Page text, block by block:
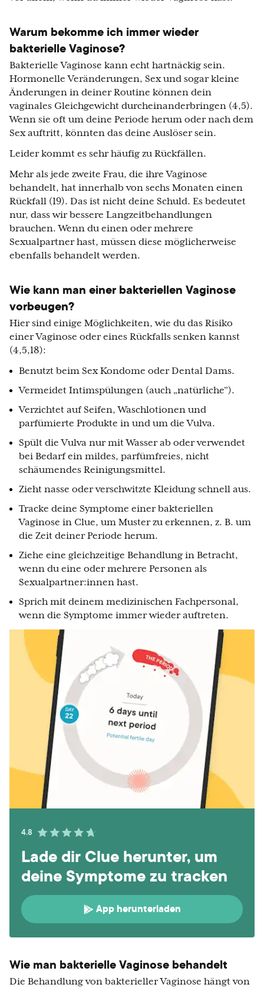
Warum bekomme ich immer wieder
bakterielle Vaginose?
Bakterielle Vaginose kann echt hartnäckig sein.
Hormonelle Veränderungen, Sex und sogar kleine
Änderungen in deiner Routine können dein
vaginales Gleichgewicht durcheinanderbringen (4,5).
Wenn sie oft um deine Periode herum oder nach dem
Sex auftritt, könnten das deine Auslöser sein.
Leider kommt es sehr häufig zu Rückfällen.
Mehr als jede zweite Frau, die ihre Vaginose
behandelt, hat innerhalb von sechs Monaten einen
Rückfall (19). Das ist nicht deine Schuld. Es bedeutet
nur, dass wir bessere Langzeitbehandlungen
brauchen. Wenn du einen oder mehrere
Sexualpartner hast, müssen diese möglicherweise
ebenfalls behandelt werden.
Wie kann man einer bakteriellen Vaginose
vorbeugen?
Hier sind einige Möglichkeiten, wie du das Risiko
einer Vaginose oder eines Rückfalls senken kannst
(4,5,18):
Benutzt beim Sex Kondome oder Dental Dams.
Vermeidet Intimspülungen (auch „natürliche”).
Verzichtet auf Seifen, Waschlotionen und
parfümierte Produkte in und um die Vulva.
Spült die Vulva nur mit Wasser ab oder verwendet
bei Bedarf ein mildes, parfümfreies, nicht
schäumendes Reinigungsmittel.
Zieht nasse oder verschwitzte Kleidung schnell aus.
Tracke deine Symptome einer bakteriellen
Vaginose in Clue, um Muster zu erkennen, z. B. um
die Zeit deiner Periode herum.
Ziehe eine gleichzeitige Behandlung in Betracht,
wenn du eine oder mehrere Personen als
Sexualpartner:innen hast.
Sprich mit deinem medizinischen Fachpersonal,
wenn die Symptome immer wieder auftreten.
4.8
Lade dir Clue herunter, um
deine Symptome zu tracken
App herunterladen
Wie man bakterielle Vaginose behandelt
Die Behandlung von bakterieller Vaginose hängt von